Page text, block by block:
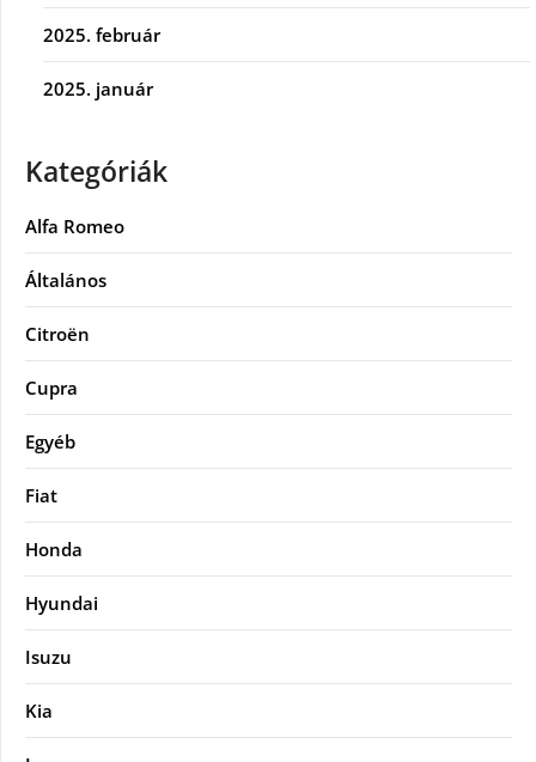
2025. február
2025. január
Kategóriák
Alfa Romeo
Általános
Citroën
Cupra
Egyéb
Fiat
Honda
Hyundai
Isuzu
Kia